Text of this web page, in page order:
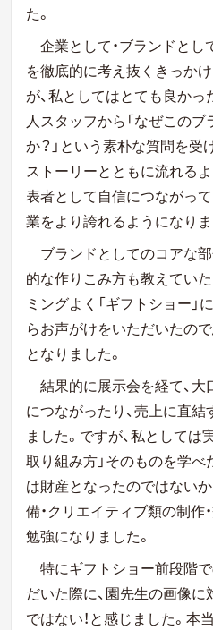
た。
企業として・ブランドとし
を徹底的に考え抜くきっか
が、私としてはとても良か
人スタッフから「なぜこの
か？」という素朴な質問を受
ストーリーとともに流れる
表者として自信につながっ
業をより誇れるようになりま
ブランドとしてのコアな
的な作りこみ方も教えてい
ミングよく「ギフトショー
らお声がけをいただいたの
となりました。
結果的に展示会を経て、
につながったり、売上に直
ました。ですが、私としては
取り組み方」そのものを学べ
は財産となったのではない
備・クリエイティブ類の制作
勉強になりました。
特にギフトショー前段階
だいた際に、園先生の画像
ではない！と感じました。本